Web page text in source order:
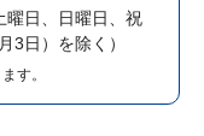
曜日、日曜日、祝
3日）を除く）
す。